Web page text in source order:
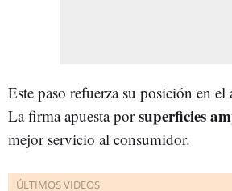
Este paso refuerza su posición en el
La firma apuesta porsuperficies
mejor servicio al consumidor.